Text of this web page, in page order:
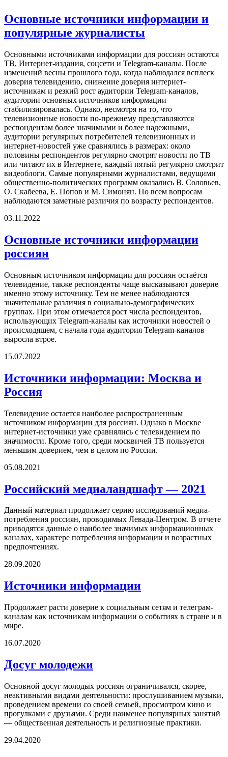
Основные источники информации и
популярные журналисты
Основными источниками информации для россиян остаются
ТВ, Интернет-издания, соцсети и Telegram-каналы. После
изменений весны прошлого года, когда наблюдался всплеск
доверия телевидению, снижение доверия интернет-
источникам и резкий рост аудитории Telegram-каналов,
аудитории основных источников информации
стабилизировалась. Однако, несмотря на то, что
телевизионные новости по-прежнему представляются
респондентам более значимыми и более надежными,
аудитории регулярных потребителей телевизионных и
интернет-новостей уже сравнялись в размерах: около
половины респондентов регулярно смотрят новости по ТВ
или читают их в Интернете, каждый пятый регулярно смотрит
видеоблоги. Самые популярными журналистами, ведущими
общественно-политических программ оказались В. Соловьев,
О. Скабеева, Е. Попов и М. Симонян. По всем вопросам
наблюдаются заметные различия по возрасту респондентов.
03.11.2022
Основные источники информации
россиян
Основным источником информации для россиян остаётся
телевидение, также респонденты чаще высказывают доверие
именно этому источнику. Тем не менее наблюдаются
значительные различия в социально-демографических
группах. При этом отмечается рост числа респондентов,
использующих Telegram-каналы как источники новостей о
происходящем, с начала года аудитория Telegram-каналов
выросла втрое.
15.07.2022
Источники информации: Москва и
Россия
Телевидение остается наиболее распространенным
источником информации для россиян. Однако в Москве
интернет-источники уже сравнялись с телевидением по
значимости. Кроме того, среди москвичей ТВ пользуется
меньшим доверием, чем в целом по России.
05.08.2021
Российский медиаландшафт — 2021
Данный материал продолжает серию исследований медиа-
потребления россиян, проводимых Левада-Центром. В отчете
приводятся данные о наиболее значимых информационных
каналах, характере потребления информации и возрастных
предпочтениях.
28.09.2020
Источники информации
Продолжает расти доверие к социальным сетям и телеграм-
каналам как источникам информации о событиях в стране и в
мире.
16.07.2020
Досуг молодежи
Основной досуг молодых россиян ограничивался, скорее,
неактивными видами деятельности: прослушиванием музыки,
проведением времени со своей семьей, просмотром кино и
прогулками с друзьями. Среди наименее популярных занятий
— общественная деятельность и религиозные практики.
29.04.2020